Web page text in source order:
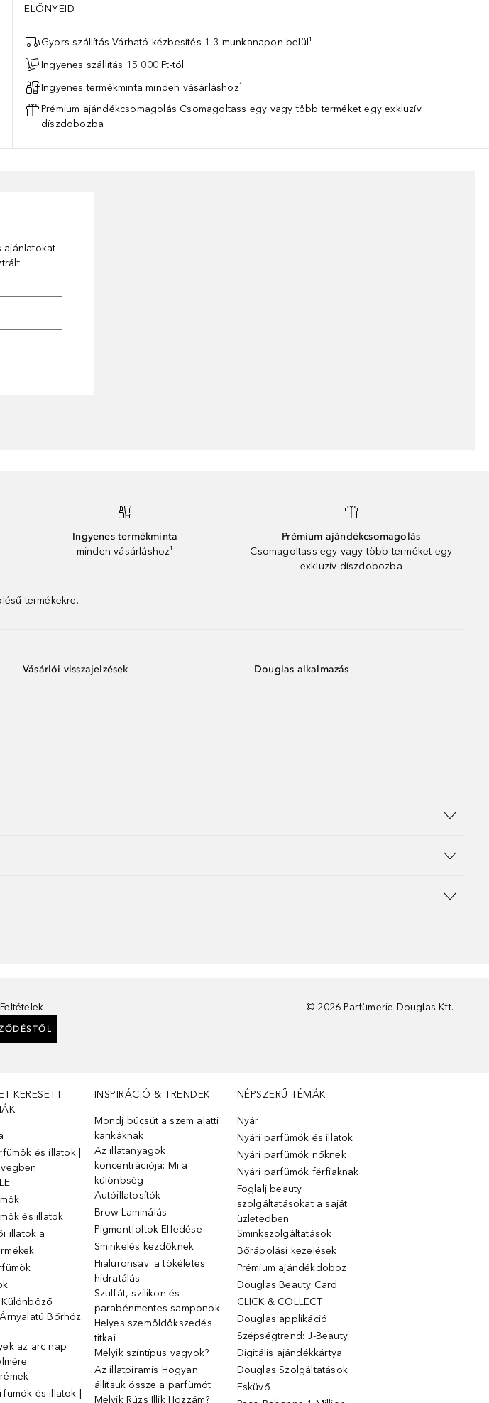
ELŐNYEID
Gyors szállítás Várható kézbesítés 1-3 munkanapon belül¹
Ingyenes szállítás 15 000 Ft-tól
Ingyenes termékminta minden vásárláshoz¹
Prémium ajándékcsomagolás Csomagoltass egy vagy több terméket egy exkluzív
díszdobozba
ajánlatokat
Ingyenes termékminta
minden vásárláshoz¹
Prémium ajándékcsomagolás
Csomagoltass egy vagy több terméket egy
exkluzív díszdobozba
termékekre.
Vásárlói visszajelzések Douglas alkalmazás
© 2026 Parfümerie Douglas Kft.
KERESETT
és illatok |
és illatok
illatok ️a
Bőrhöz
az arc nap
és illatok |
INSPIRÁCIÓ & TRENDEK
Mondj búcsút a szem alatti
karikáknak
Az illatanyagok
koncentrációja: Mi a
különbség
Autóillatosítók
Brow Laminálás
Pigmentfoltok Elfedése
Sminkelés kezdőknek
Hialuronsav: a tökéletes
hidratálás
Szulfát, szilikon és
parabénmentes samponok
Helyes szemöldökszedés
titkai
Melyik színtípus vagyok?
Az illatpiramis Hogyan
állítsuk össze a parfümöt
Melyik Rúzs Illik Hozzám?
NÉPSZERŰ TÉMÁK
Nyár
Nyári parfümök és illatok
Nyári parfümök nőknek
Nyári parfümök férfiaknak
Foglalj beauty
szolgáltatásokat a saját
üzletedben
Sminkszolgáltatások
Bőrápolási kezelések
Prémium ajándékdoboz
Douglas Beauty Card
CLICK & COLLECT
Douglas applikáció
Szépségtrend: J-Beauty
Digitális ajándékkártya
Douglas Szolgáltatások
Esküvő